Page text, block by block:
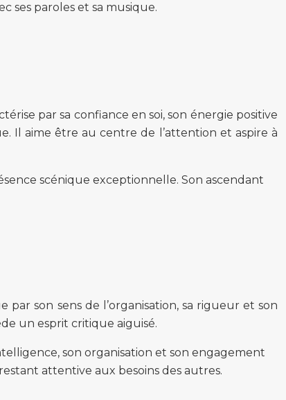
ses paroles et sa musique.
par sa confiance en soi, son énergie positive
Il aime être au centre de l’attention et aspire à
scénique exceptionnelle. Son ascendant
par son sens de l’organisation, sa rigueur et son
un esprit critique aiguisé.
son organisation et son engagement
attentive aux besoins des autres.